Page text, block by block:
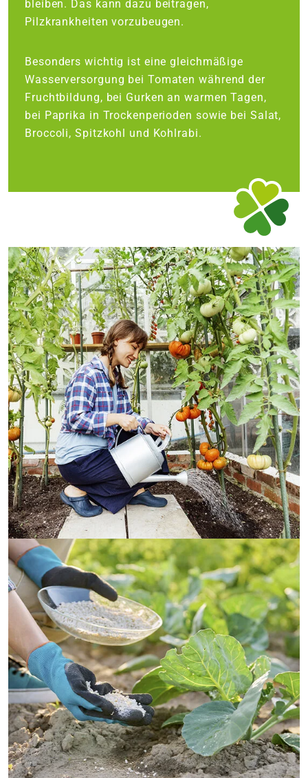
bleiben. Das kann dazu beitragen,
Pilzkrankheiten vorzubeugen.
Besonders wichtig ist eine gleichmäßige
Wasserversorgung bei Tomaten während der
Fruchtbildung, bei Gurken an warmen Tagen,
bei Paprika in Trockenperioden sowie bei Salat,
Broccoli, Spitzkohl und Kohlrabi.